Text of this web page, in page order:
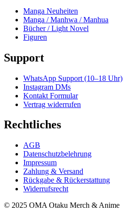
Manga Neuheiten
Manga / Manhwa / Manhua
Bücher / Light Novel
Figuren
Support
WhatsApp Support (10–18 Uhr)
Instagram DMs
Kontakt Formular
Vertrag widerrufen
Rechtliches
AGB
Datenschutzbelehrung
Impressum
Zahlung & Versand
Rückgabe & Rückerstattung
Widerrufsrecht
© 2025 OMA Otaku Merch & Anime